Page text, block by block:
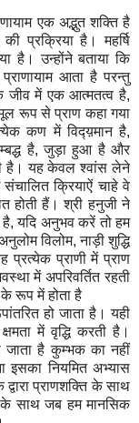
एक अद्भुत शक्ति है
प्रक्रिया है। महर्षि
है। उन्होंने बताया कि
आता है परन्तु
जीव में एक आत्मतत्व है,
रूप से प्राण कहा गया
कण में विद्य़मान है,
है, जुड़ा हुआ है और
है। यह केवल श्वांस लेने
क्रियाऐं चाहे वे
होती हैं। श्री हनुजी ने
है, यदि अनुभव करें तो हम
विलोम, नाड़ी शुद्धि
प्रत्येक प्राणी में प्राण
में अपरिवर्तित रहती
रूप में होता है
हो जाता है। यही
में वृद्धि करती है।
जाता है कुम्भक का नहीं
इसका नियमित अभ्यास
प्राणशक्ति के साथ
के साथ जब हम मानसिक